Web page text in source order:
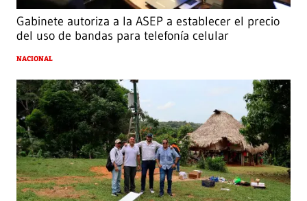
Gabinete autoriza a la ASEP a establecer el precio
del uso de bandas para telefonía celular
NACIONAL